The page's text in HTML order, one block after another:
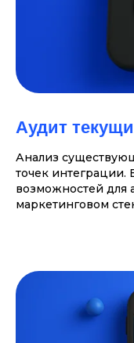
Аудит
Анализ
точек интеграции.
возможностей для
маркетинговом